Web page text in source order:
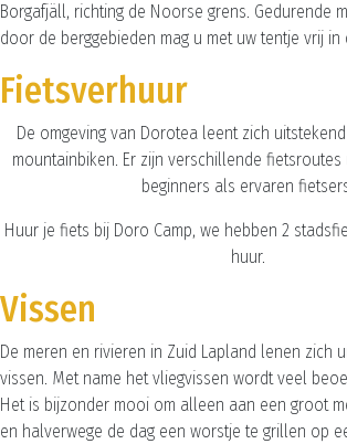
Borgafjäll, richting de Noorse grens. Gedurende
door de berggebieden mag u met uw tentje vrij in
Fietsverhuur
De omgeving van Dorotea leent zich
mountainbiken. Er zijn verschillende
beginners als ervaren
Huur je fiets bij Doro Camp, we hebben 2
huur.
Vissen
De meren en rivieren in Zuid Lapland lenen zich
vissen. Met name het vliegvissen wordt veel
Het is bijzonder mooi om alleen aan een groot
en halverwege de dag een worstje te grillen op